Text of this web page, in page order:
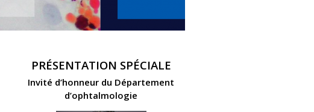
PRÉSENTATION SPÉCIALE
Invité d’honneur du Département
d’ophtalmologie